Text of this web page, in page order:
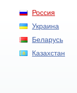
Россия
Украина
Беларусь
Казахстан